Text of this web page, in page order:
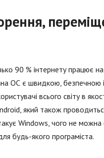
90 % інтернету працює
ОС є швидкою,
всього світу в
який також
Windows, чого не
будь-якого програміста.